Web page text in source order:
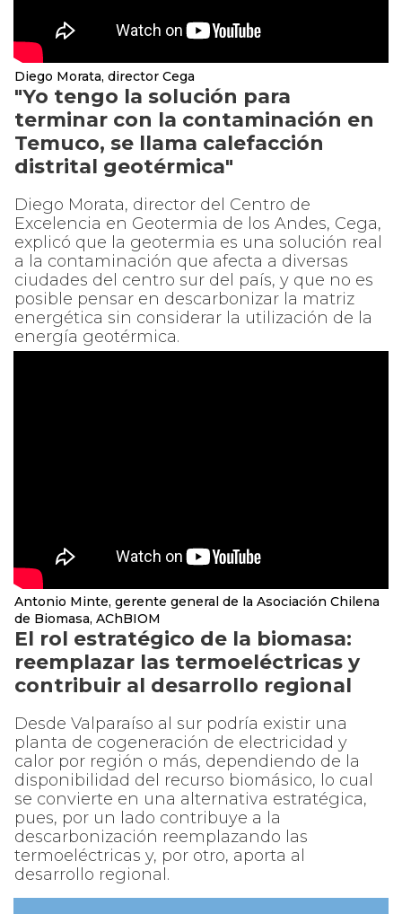
Diego Morata, director Cega
"Yo tengo la solución para
terminar con la contaminación en
Temuco, se llama calefacción
distrital geotérmica"
Diego Morata, director del Centro de
Excelencia en Geotermia de los Andes, Cega,
explicó que la geotermia es una solución real
a la contaminación que afecta a diversas
ciudades del centro sur del país, y que no es
posible pensar en descarbonizar la matriz
energética sin considerar la utilización de la
energía geotérmica.
Antonio Minte, gerente general de la Asociación Chilena
de Biomasa, AChBIOM
El rol estratégico de la biomasa:
reemplazar las termoeléctricas y
contribuir al desarrollo regional
Desde Valparaíso al sur podría existir una
planta de cogeneración de electricidad y
calor por región o más, dependiendo de la
disponibilidad del recurso biomásico, lo cual
se convierte en una alternativa estratégica,
pues, por un lado contribuye a la
descarbonización reemplazando las
termoeléctricas y, por otro, aporta al
desarrollo regional.